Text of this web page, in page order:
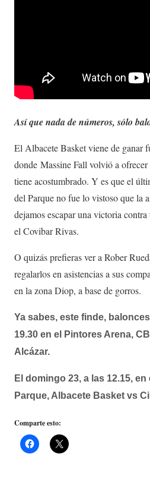
Así que nada de números, sólo
El Albacete Basket viene de ganar
donde Massine Fall volvió a
tiene acostumbrado. Y es que el
del Parque no fue lo vistoso que la
dejamos escapar una victoria
el Covibar Rivas.
O quizás prefieras ver a Rober
regalarlos en asistencias a sus
en la zona Diop, a base de gorros.
Ya sabes, este finde,
19.30 en el Pintores Arena,
Alcázar.
El domingo 23, a las 12.15, en
Parque, Albacete Basket vs
Comparte esto: